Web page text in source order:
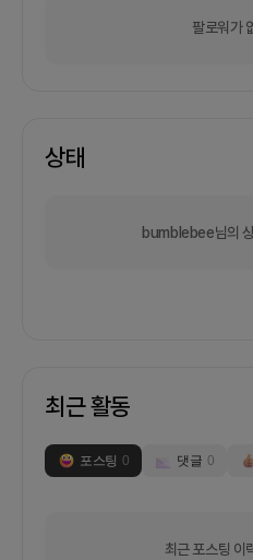
팔로워가
상태
bumblebee님의
최근 활동
포스팅 0 댓글 0
최근 포스팅 이